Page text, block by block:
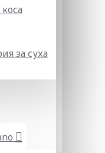
за суха